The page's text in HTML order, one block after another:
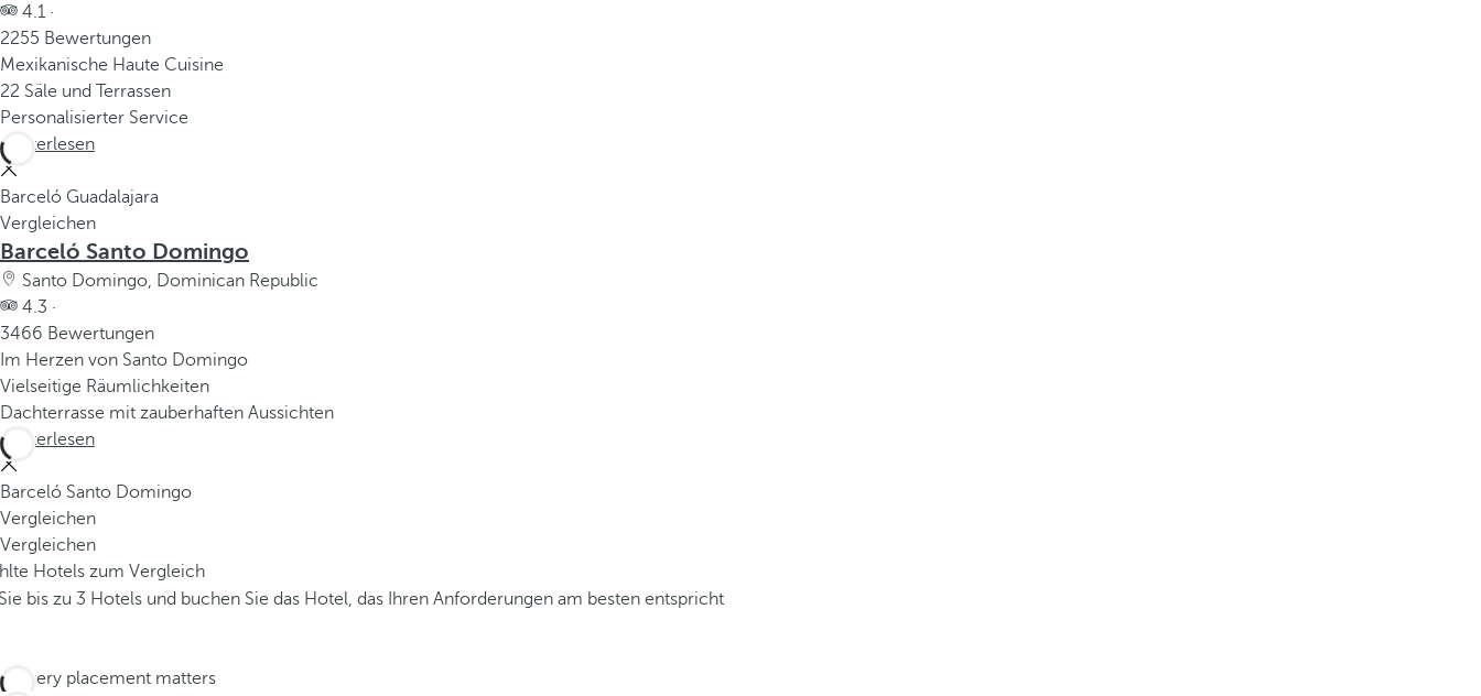
4.1 ·
2255 Bewertungen
Mexikanische Haute Cuisine
22 Säle und Terrassen
Personalisierter Service
Weiterlesen
Barceló Guadalajara
Vergleichen
Barceló Santo Domingo
Santo Domingo, Dominican Republic
4.3 ·
3466 Bewertungen
Im Herzen von Santo Domingo
Vielseitige Räumlichkeiten
Dachterrasse mit zauberhaften Aussichten
Weiterlesen
Barceló Santo Domingo
Vergleichen
Vergleichen
Hotels zum Vergleich
bis zu 3 Hotels und buchen Sie das Hotel, das Ihren Anforderungen am besten entspricht